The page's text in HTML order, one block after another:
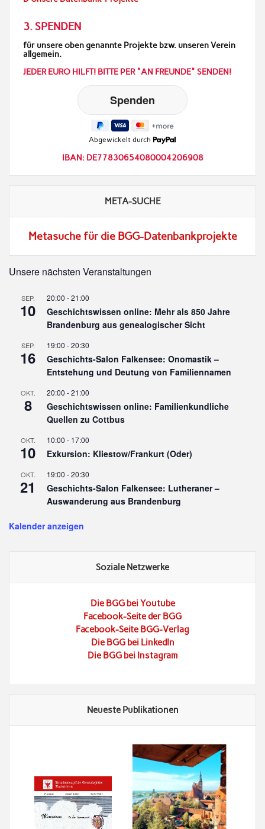
3. SPENDEN
für unsere oben genannte Projekte bzw. unseren Verein
allgemein.
JEDER EURO HILFT! BITTE PER "AN FREUNDE" SENDEN!
Abgewickelt durch
IBAN: DE77830654080004206908
META-SUCHE
Metasuche für die BGG-Datenbankprojekte
Unsere nächsten Veranstaltungen
SEP.
10
20:00 -21:00
Geschichtswissen online: Mehr als 850 Jahre
Brandenburg aus genealogischer Sicht
SEP.
16
19:00 -20:30
Geschichts-Salon Falkensee: Onomastik –
Entstehung und Deutung von Familiennamen
OKT.
8
20:00 -21:00
Geschichtswissen online: Familienkundliche
Quellen zu Cottbus
OKT.
10
10:00 - 17:00
Exkursion: Kliestow/Frankurt (Oder)
OKT.
21
19:00 -20:30
Geschichts-Salon Falkensee: Lutheraner –
Auswanderung aus Brandenburg
Kalender anzeigen
Soziale Netzwerke
Die BGG bei Youtube
Facebook-Seite der BGG
Facebook-Seite BGG-Verlag
Die BGG bei LinkedIn
Die BGG bei Instagram
Neueste Publikationen